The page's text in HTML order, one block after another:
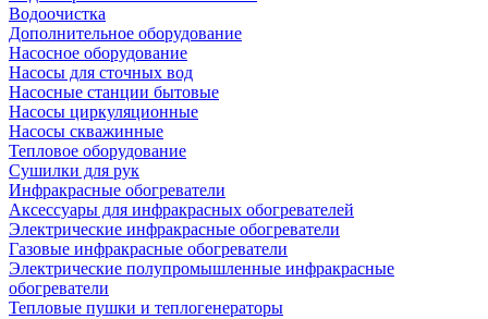
Водоочистка
Дополнительное оборудование
Насосное оборудование
Насосы для сточных вод
Насосные станции бытовые
Насосы циркуляционные
Насосы скважинные
Тепловое оборудование
Сушилки для рук
Инфракрасные обогреватели
Аксессуары для инфракрасных обогревателей
Электрические инфракрасные обогреватели
Газовые инфракрасные обогреватели
Электрические полупромышленные инфракрасные
обогреватели
Тепловые пушки и теплогенераторы